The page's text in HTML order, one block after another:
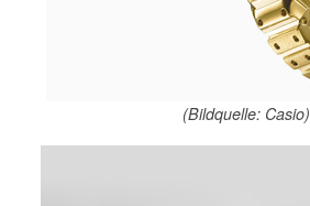
(Bildquelle: Casio)